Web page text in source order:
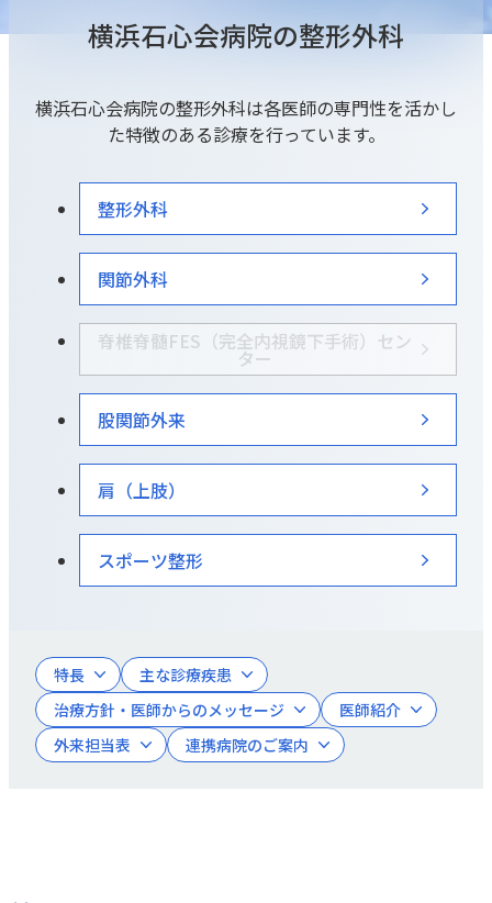
健診・人間ドック予約
FAX：045-581-9019
横浜石心会病院の整形外科
横浜石心会病院の整形外科は各医師の専門性を活かし
た特徴のある診療を行っています。
整形外科
関節外科
脊椎脊髄FES（完全内視鏡下手術）セン
ター
股関節外来
肩（上肢）
スポーツ整形
特長
主な診療疾患
治療方針・医師からのメッセージ
医師紹介
外来担当表
連携病院のご案内